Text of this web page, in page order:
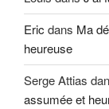
Eric dans Ma
heureuse
Serge Attias
assumée et